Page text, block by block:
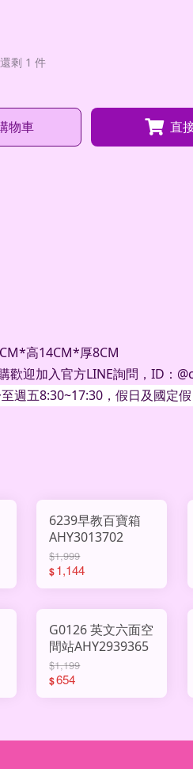
還剩 1 件
物車 直
高14CM*厚8CM
歡迎加入官方LINE詢問， ID ：
週五8:30~17:30 ，假日及國定
6239早教百寶箱
AHY3013702
$1,999
$1,144
G0126 英文六面空
間站AHY2939365
$1,199
$654